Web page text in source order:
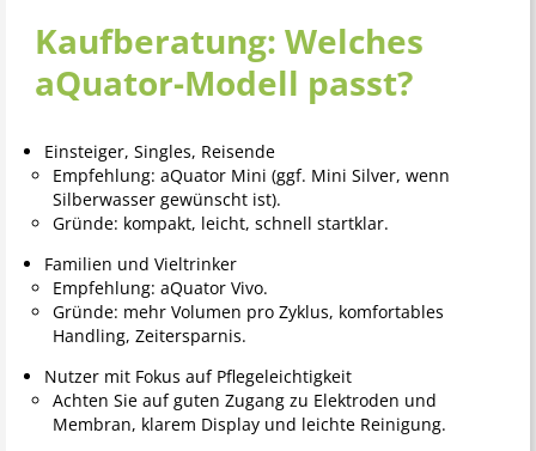
Kaufberatung: Welches
aQuator-Modell passt?
Einsteiger, Singles, Reisende
Empfehlung: aQuator Mini (ggf. Mini Silver, wenn
Silberwasser gewünscht ist).
Gründe: kompakt, leicht, schnell startklar.
Familien und Vieltrinker
Empfehlung: aQuator Vivo.
Gründe: mehr Volumen pro Zyklus, komfortables
Handling, Zeitersparnis.
Nutzer mit Fokus auf Pflegeleichtigkeit
Achten Sie auf guten Zugang zu Elektroden und
Membran, klarem Display und leichte Reinigung.